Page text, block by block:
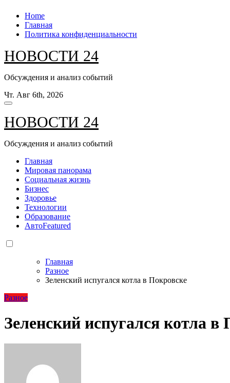
Перейти
содержанию
Home
Главная
Политика конфиденциальности
НОВОСТИ 24
Обсуждения и анализ событий
Чт. Авг 6th, 2026
НОВОСТИ 24
Обсуждения и анализ событий
Главная
Мировая панорама
Социальная жизнь
Бизнес
Здоровье
Технологии
Образование
АвтоFeatured
Главная
Разное
Зеленский испугался котла в Покровске
Разное
Зеленский испугался котла в